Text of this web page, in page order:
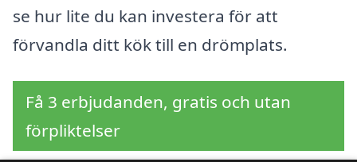
se hur lite du kan investera för att
förvandla ditt kök till en drömplats.
Få 3 erbjudanden, gratis och utan
förpliktelser